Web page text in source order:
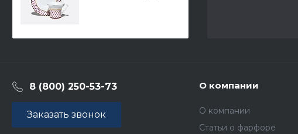
8 (800) 250-53-73
Заказать звонок
О компании
О компании
Статьи о фарфоре